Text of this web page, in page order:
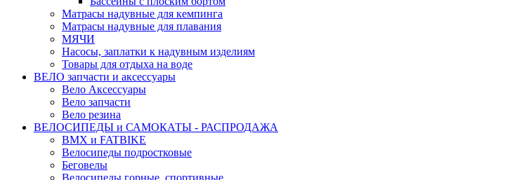
Матрасы надувные для кемпинга
Матрасы надувные для плавания
МЯЧИ
Насосы, заплатки к надувным изделиям
Товары для отдыха на воде
ВЕЛО запчасти и аксессуары
Вело Аксессуары
Вело запчасти
Вело резина
ВЕЛОСИПЕДЫ и САМОКАТЫ - РАСПРОДАЖА
BMX и FATBIKE
Велосипеды подростковые
Беговелы